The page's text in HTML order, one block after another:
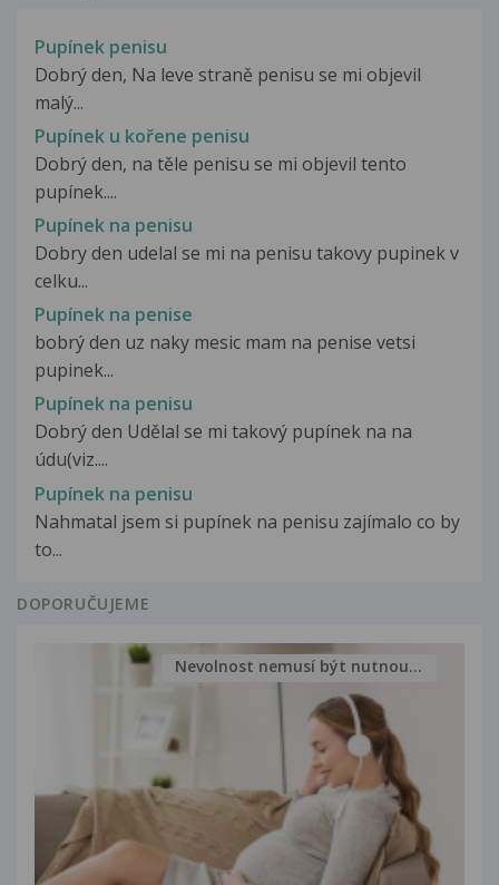
Pupínek penisu
Dobrý den, Na leve straně penisu se mi objevil
malý...
Pupínek u kořene penisu
Dobrý den, na těle penisu se mi objevil tento
pupínek....
Pupínek na penisu
Dobry den udelal se mi na penisu takovy pupinek v
celku...
Pupínek na penise
bobrý den uz naky mesic mam na penise vetsi
pupinek...
Pupínek na penisu
Dobrý den Udělal se mi takový pupínek na na
údu(viz....
Pupínek na penisu
Nahmatal jsem si pupínek na penisu zajímalo co by
to...
DOPORUČUJEME
Nevolnost nemusí být nutnou...